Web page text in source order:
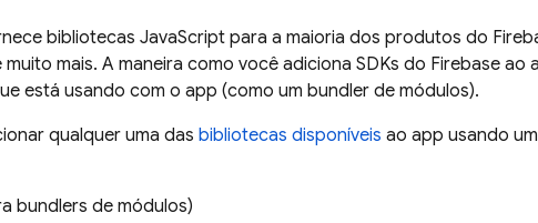
bibliotecas JavaScript para a maioria dos produtos do
muito mais. A maneira como você adiciona SDKs do Firebase ao
está usando com o app (como um bundler de módulos).
qualquer uma das bibliotecas disponíveis ao app usando
bundlers de módulos)